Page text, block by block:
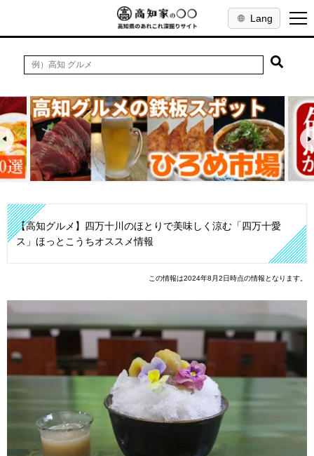
Lang
【高知グルメ】四万十川のほとりで美味しく涼む「四万十愛
ス」ほっとこうちオススメ情報
この情報は2024年8月2日時点の情報となります。